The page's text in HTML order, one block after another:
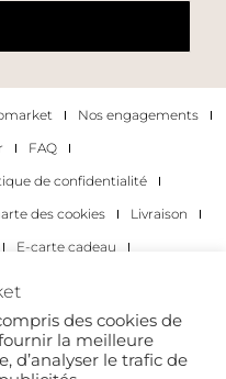
Nos engagements
FAQ
de confidentialité
des cookies
Livraison
E-carte cadeau
Pour les particuliers
des cookies de
la meilleure
d’analyser le trafic de